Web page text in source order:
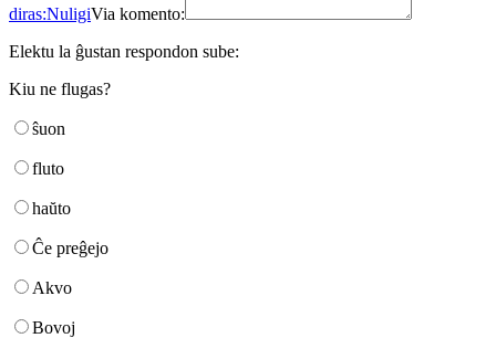
diras:NuligiVia komento:
Elektu la ĝustan respondon sube:
Kiu ne flugas?
ŝuon
fluto
haŭto
Ĉe preĝejo
Akvo
Bovoj